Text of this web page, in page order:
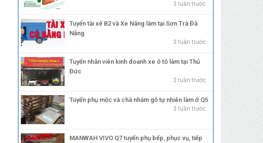
3 tuần trước
Tuyển tài xế B2 và Xe Nâng làm tại Sơn Trà Đà
Nẵng
3 tuần trước
Tuyển nhân viên kinh doanh xe ô tô làm tại Thủ
Đức
3 tuần trước
Tuyển phụ mộc và chà nhám gỗ tự nhiên làm ở Q5
3 tuần trước
MANWAH VIVO Q7 tuyển phụ bếp, phục vụ, tiếp